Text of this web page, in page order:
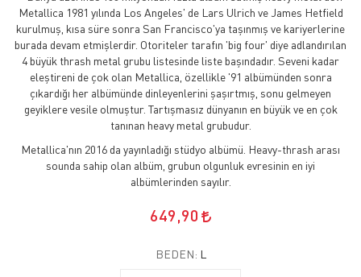
Metallica 1981 yılında Los Angeles' de Lars Ulrich ve James Hetfield
kurulmuş, kısa süre sonra San Francisco'ya taşınmış ve kariyerlerine
burada devam etmişlerdir. Otoriteler tarafın 'big four' diye adlandırılan
4 büyük thrash metal grubu listesinde liste başındadır. Seveni kadar
eleştireni de çok olan Metallica, özellikle '91 albümünden sonra
çıkardığı her albümünde dinleyenlerini şaşırtmış, sonu gelmeyen
geyiklere vesile olmuştur. Tartışmasız dünyanın en büyük ve en çok
tanınan heavy metal grubudur.
Metallica'nın 2016 da yayınladığı stüdyo albümü. Heavy-thrash arası
sounda sahip olan albüm, grubun olgunluk evresinin en iyi
albümlerinden sayılır.
649,90
BEDEN: L